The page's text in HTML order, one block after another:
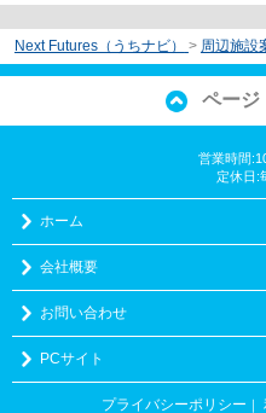
Next Futures（うちナビ） > 周辺施設
ページ
営業時間
定休日:
ホーム
会社概要
お問い合わせ
PCサイト
プライバシーポリシー ｜